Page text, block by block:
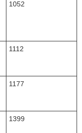
1052
1112
1177
1399